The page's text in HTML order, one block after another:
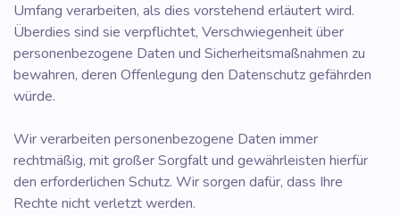
Umfang verarbeiten, als dies vorstehend erläutert wird.
Überdies sind sie verpflichtet, Verschwiegenheit über
personenbezogene Daten und Sicherheitsmaßnahmen zu
bewahren, deren Offenlegung den Datenschutz gefährden
würde.
Wir verarbeiten personenbezogene Daten immer
rechtmäßig, mit großer Sorgfalt und gewährleisten hierfür
den erforderlichen Schutz. Wir sorgen dafür, dass Ihre
Rechte nicht verletzt werden.